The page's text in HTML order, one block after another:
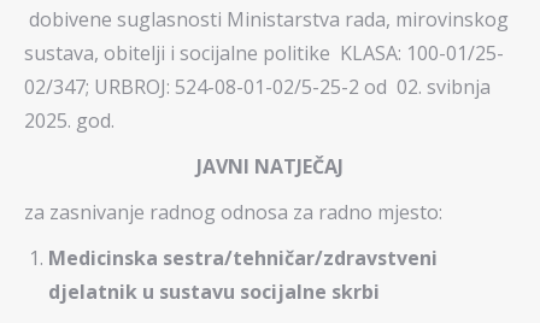
dobivene suglasnosti Ministarstva rada, mirovinskog
sustava, obitelji i socijalne politike KLASA: 100-01/25-
02/347; URBROJ: 524-08-01-02/5-25-2 od 02. svibnja
2025. god.
JAVNI NATJEČAJ
za zasnivanje radnog odnosa za radno mjesto:
Medicinska sestra/tehničar/zdravstveni
djelatnik u sustavu socijalne skrbi